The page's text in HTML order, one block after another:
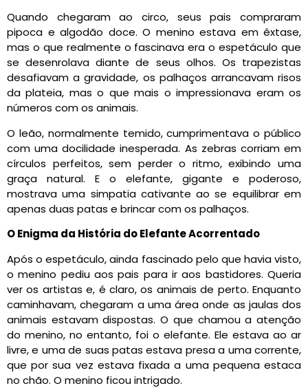
Quando chegaram ao circo, seus pais compraram
pipoca e algodão doce. O menino estava em êxtase,
mas o que realmente o fascinava era o espetáculo que
se desenrolava diante de seus olhos. Os trapezistas
desafiavam a gravidade, os palhaços arrancavam risos
da plateia, mas o que mais o impressionava eram os
números com os animais.
O leão, normalmente temido, cumprimentava o público
com uma docilidade inesperada. As zebras corriam em
círculos perfeitos, sem perder o ritmo, exibindo uma
graça natural. E o elefante, gigante e poderoso,
mostrava uma simpatia cativante ao se equilibrar em
apenas duas patas e brincar com os palhaços.
O Enigma da História do Elefante Acorrentado
Após o espetáculo, ainda fascinado pelo que havia visto,
o menino pediu aos pais para ir aos bastidores. Queria
ver os artistas e, é claro, os animais de perto. Enquanto
caminhavam, chegaram a uma área onde as jaulas dos
animais estavam dispostas. O que chamou a atenção
do menino, no entanto, foi o elefante. Ele estava ao ar
livre, e uma de suas patas estava presa a uma corrente,
que por sua vez estava fixada a uma pequena estaca
no chão. O menino ficou intrigado.